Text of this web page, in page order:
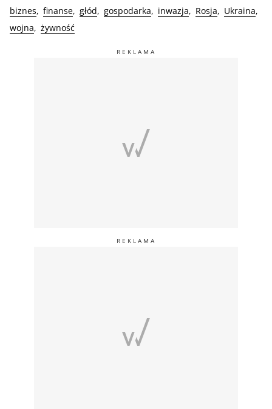
biznes finanse głód gospodarka inwazja Rosja
Ukraina
wojna
żywność